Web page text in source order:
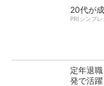
20代が
PR(シンプ
定年退
発で活